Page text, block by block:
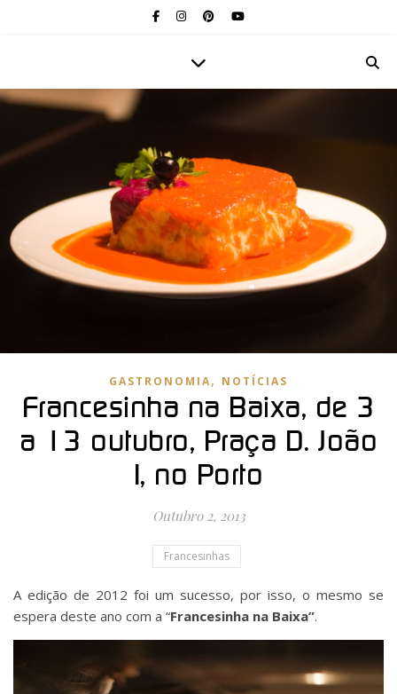
GASTRONOMIA, NOTÍCIAS
Francesinha na Baixa, de 3
a 13 outubro, Praça D. João
I, no Porto
Outubro 2, 2013
Francesinhas
A edição de 2012 foi um sucesso, por isso, o mesmo se
espera deste ano com a “Francesinha na Baixa”.